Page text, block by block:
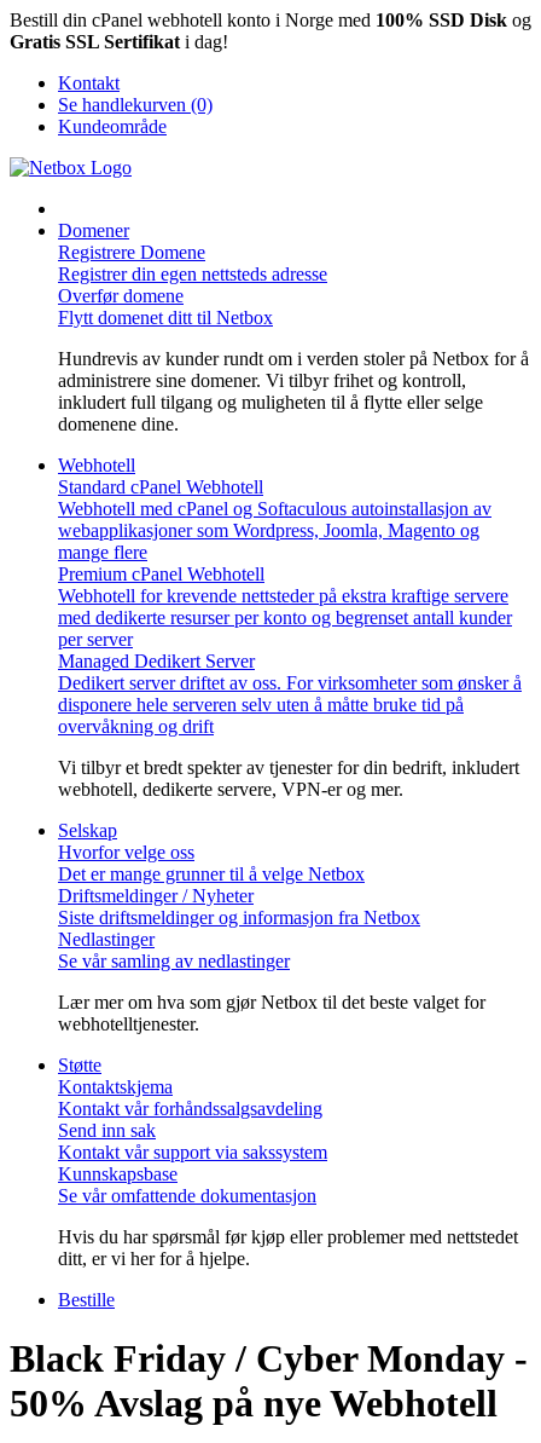
Bestill din cPanel webhotell konto i Norge med 100% SSD Disk og
Gratis SSL Sertifikat i dag!
Kontakt
Se handlekurven (0)
Kundeområde
Domener
Registrere Domene
Registrer din egen nettsteds adresse
Overfør domene
Flytt domenet ditt til Netbox
Hundrevis av kunder rundt om i verden stoler på Netbox for å
administrere sine domener. Vi tilbyr frihet og kontroll,
inkludert full tilgang og muligheten til å flytte eller selge
domenene dine.
Webhotell
Standard cPanel Webhotell
Webhotell med cPanel og Softaculous autoinstallasjon av
webapplikasjoner som Wordpress, Joomla, Magento og
mange flere
Premium cPanel Webhotell
Webhotell for krevende nettsteder på ekstra kraftige servere
med dedikerte resurser per konto og begrenset antall kunder
per server
Managed Dedikert Server
Dedikert server driftet av oss. For virksomheter som ønsker å
disponere hele serveren selv uten å måtte bruke tid på
overvåkning og drift
Vi tilbyr et bredt spekter av tjenester for din bedrift, inkludert
webhotell, dedikerte servere, VPN-er og mer.
Selskap
Hvorfor velge oss
Det er mange grunner til å velge Netbox
Driftsmeldinger / Nyheter
Siste driftsmeldinger og informasjon fra Netbox
Nedlastinger
Se vår samling av nedlastinger
Lær mer om hva som gjør Netbox til det beste valget for
webhotelltjenester.
Støtte
Kontaktskjema
Kontakt vår forhåndssalgsavdeling
Send inn sak
Kontakt vår support via sakssystem
Kunnskapsbase
Se vår omfattende dokumentasjon
Hvis du har spørsmål før kjøp eller problemer med nettstedet
ditt, er vi her for å hjelpe.
Bestille
Black Friday / Cyber Monday -
50% Avslag på nye Webhotell